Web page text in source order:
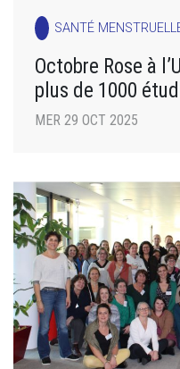
SANTÉ
Octobre Rose à
plus de 1000
MER 29 OCT 2025